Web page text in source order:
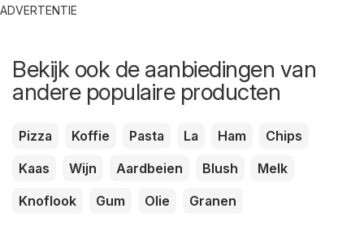
ADVERTENTIE
Bekijk ook de aanbiedingen van
andere populaire producten
Pizza Koffie Pasta La Ham
Chips
Kaas
Wijn Aardbeien Blush
Melk
Knoflook
Gum Olie Granen